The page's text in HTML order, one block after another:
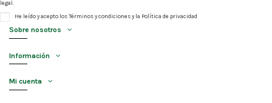
legal.
He leído y acepto losTérminos y condicionesy la Política de privacidad
Sobre nosotros
Información
Mi cuenta